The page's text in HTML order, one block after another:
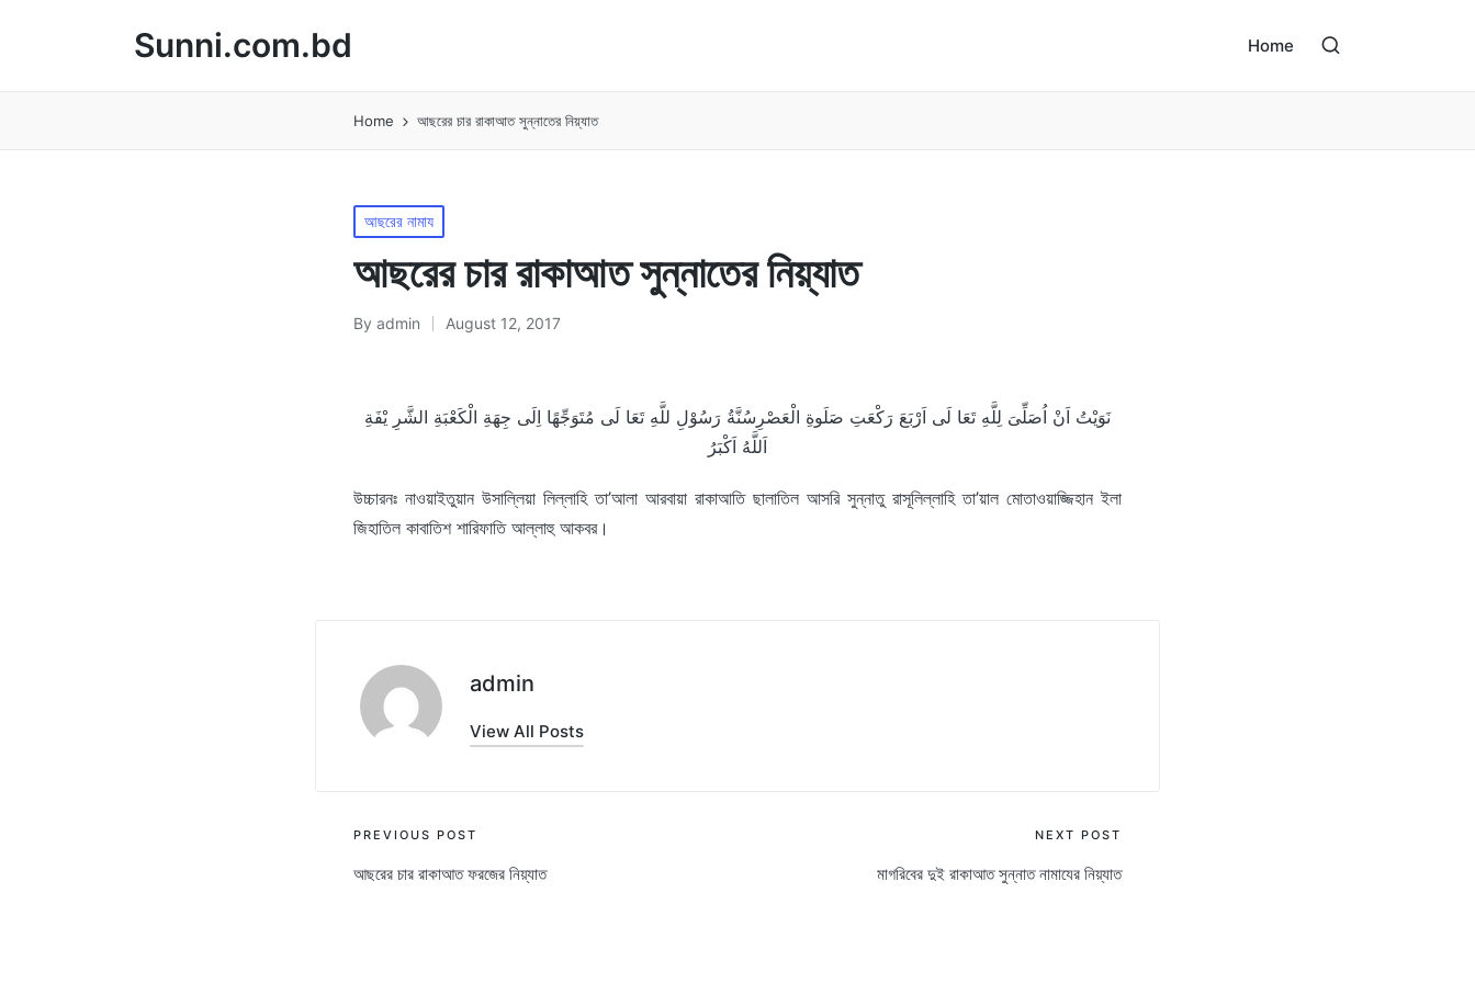
Sunni.com.bd Home
Home আছরের চার রাকাআত সুন্নাতের নিয়্যাত
Posted
in
আছরের নামায
আছরের চার রাকাআত সুন্নাতের নিয়্যাত
Posted
By admin August 12, 2017
نَوَيْتُ اَنْ اُصَلِّىَ لِلَّهِ تَعَا لَى اَرْبَعَ رَكْعَتِ صَلَوةِ الْعَصْرِسُنَّةُ رَسُوْلِ للَّهِ تَعَا لَى مُتَوَجِّهًا اِلَى جِهَةِ الْكَعْبَةِ الشَّرِ يْفَةِ
اَللَّهُ اَكْبَرُ
উচ্চারনঃ নাওয়াইতুয়ান উসালি্লয়া লিল্লাহি তা’আলা আরবায়া রাকাআতি ছালাতিল আসরি সুন্নাতু রাসূলিল্লাহি তা’য়াল মোতাওয়াজ্জিহান ইলা
জিহাতিল কাবাতিশ শারিফাতি আল্লাহু আকবর।
admin
View All Posts
Post
navigation
PREVIOUS POST
আছরের চার রাকাআত ফরজের নিয়্যাত
NEXT POST
মাগরিবের দুই রাকাআত সুন্নাত নামাযের নিয়্যাত